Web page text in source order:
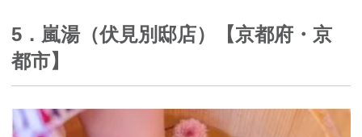
5．嵐湯（伏見別邸店）【京都府・京
都市】